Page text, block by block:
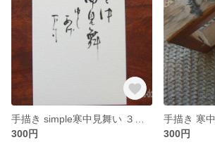
300円
300円